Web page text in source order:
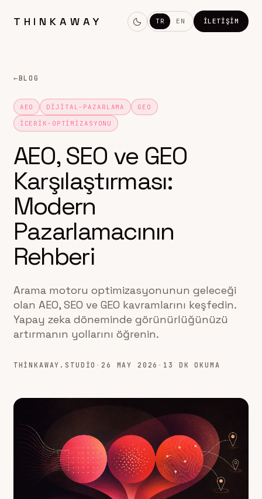
THINKAWAY TR EN İLETIŞIM
←BLOG
AEO DIJITAL-PAZARLAMA
GEO
ICERIK-OPTIMIZASYONU
AEO, SEO ve GEO
Karşılaştırması:
Modern
Pazarlamacının
Rehberi
Arama motoru optimizasyonunun geleceği
olan AEO, SEO ve GEO kavramlarını keşfedin.
Yapay zeka döneminde görünürlüğünüzü
artırmanın yollarını öğrenin.
THINKAWAY.STUDIO ·26 MAY 2026 · 13 DK OKUMA